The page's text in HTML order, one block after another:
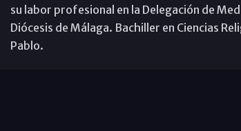
su labor profesional en la Delegación de
Diócesis de Málaga. Bachiller en Ciencias
Pablo.